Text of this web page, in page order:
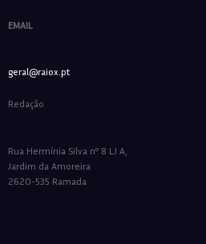
EMAIL
geral@raiox.pt
Redação
Rua Hermínia Silva nº 8 LJ A,
Jardim da Amoreira
2620-535 Ramada